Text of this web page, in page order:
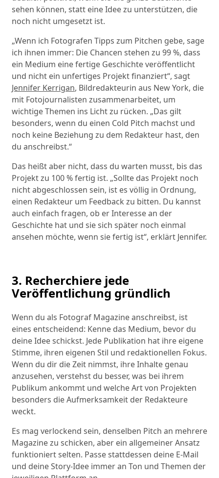
sehen können, statt eine Idee zu unterstützen, die
noch nicht umgesetzt ist.
„Wenn ich Fotografen Tipps zum Pitchen gebe, sage
ich ihnen immer: Die Chancen stehen zu 99 %, dass
ein Medium eine fertige Geschichte veröffentlicht
und nicht ein unfertiges Projekt finanziert“, sagt
Jennifer Kerrigan, Bildredakteurin aus New York, die
mit Fotojournalisten zusammenarbeitet, um
wichtige Themen ins Licht zu rücken. „Das gilt
besonders, wenn du einen Cold Pitch machst und
noch keine Beziehung zu dem Redakteur hast, den
du anschreibst.“
Das heißt aber nicht, dass du warten musst, bis das
Projekt zu 100 % fertig ist. „Sollte das Projekt noch
nicht abgeschlossen sein, ist es völlig in Ordnung,
einen Redakteur um Feedback zu bitten. Du kannst
auch einfach fragen, ob er Interesse an der
Geschichte hat und sie sich später noch einmal
ansehen möchte, wenn sie fertig ist“, erklärt Jennifer.
3. Recherchiere jede
Veröffentlichung gründlich
Wenn du als Fotograf Magazine anschreibst, ist
eines entscheidend: Kenne das Medium, bevor du
deine Idee schickst. Jede Publikation hat ihre eigene
Stimme, ihren eigenen Stil und redaktionellen Fokus.
Wenn du dir die Zeit nimmst, ihre Inhalte genau
anzusehen, verstehst du besser, was bei ihrem
Publikum ankommt und welche Art von Projekten
besonders die Aufmerksamkeit der Redakteure
weckt.
Es mag verlockend sein, denselben Pitch an mehrere
Magazine zu schicken, aber ein allgemeiner Ansatz
funktioniert selten. Passe stattdessen deine E-Mail
und deine Story-Idee immer an Ton und Themen der